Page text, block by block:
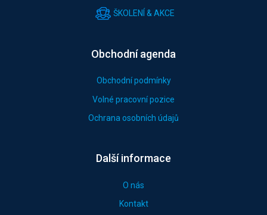
ŠKOLENÍ & AKCE
Obchodní agenda
Obchodní podmínky
Volné pracovní pozice
Ochrana osobních údajů
Další informace
O nás
Kontakt